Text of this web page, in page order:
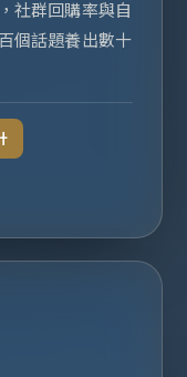
社群回購率與自
個話題養出數十